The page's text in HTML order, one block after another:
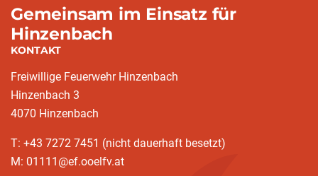
Gemeinsam im Einsatz für
Hinzenbach
KONTAKT
Freiwillige Feuerwehr Hinzenbach
Hinzenbach 3
4070 Hinzenbach
T: +43 7272 7451 (nicht dauerhaft besetzt)
M: 01111@ef.ooelfv.at